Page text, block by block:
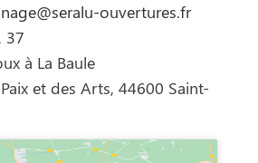
ouvertures.fr
37
à La Baule
et des Arts, 44600 Saint-